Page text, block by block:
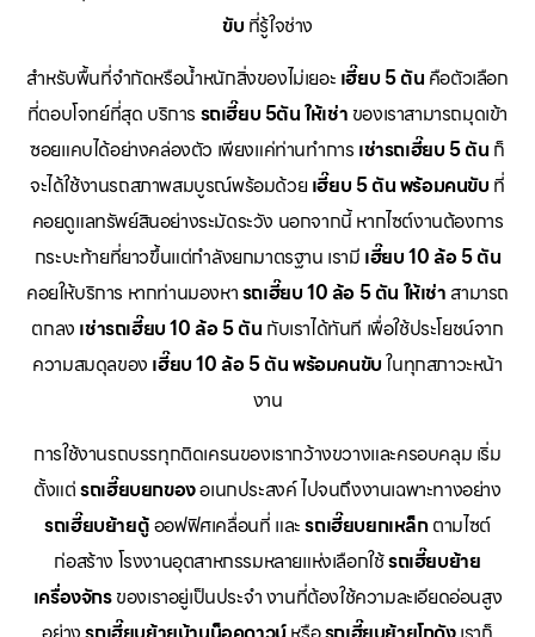
ขับ ที่รู้ใจช่าง
สำหรับพื้นที่จำกัดหรือน้ำหนักสิ่งของไม่เยอะ เฮี๊ยบ 5 ตัน คือตัวเลือก
ที่ตอบโจทย์ที่สุด บริการ รถเฮี๊ยบ 5ตัน ให้เช่า ของเราสามารถมุดเข้า
ซอยแคบได้อย่างคล่องตัว เพียงแค่ท่านทำการ เช่ารถเฮี๊ยบ 5 ตัน ก็
จะได้ใช้งานรถสภาพสมบูรณ์พร้อมด้วย เฮี๊ยบ 5 ตัน พร้อมคนขับ ที่
คอยดูแลทรัพย์สินอย่างระมัดระวัง นอกจากนี้ หากไซต์งานต้องการ
กระบะท้ายที่ยาวขึ้นแต่กำลังยกมาตรฐาน เรามี เฮี๊ยบ 10 ล้อ 5 ตัน
คอยให้บริการ หากท่านมองหารถเฮี๊ยบ 10 ล้อ 5 ตัน ให้เช่า สามารถ
ตกลง เช่ารถเฮี๊ยบ 10 ล้อ 5 ตัน กับเราได้ทันที เพื่อใช้ประโยชน์จาก
ความสมดุลของ เฮี๊ยบ 10 ล้อ 5 ตัน พร้อมคนขับในทุกสภาวะหน้า
งาน
การใช้งานรถบรรทุกติดเครนของเรากว้างขวางและครอบคลุม เริ่ม
ตั้งแต่รถเฮี๊ยบยกของอเนกประสงค์ ไปจนถึงงานเฉพาะทางอย่าง
รถเฮี๊ยบย้ายตู้ออฟฟิศเคลื่อนที่ และรถเฮี๊ยบยกเหล็กตามไซต์
ก่อสร้าง โรงงานอุตสาหกรรมหลายแห่งเลือกใช้รถเฮี๊ยบย้าย
เครื่องจักรของเราอยู่เป็นประจำ งานที่ต้องใช้ความละเอียดอ่อนสูง